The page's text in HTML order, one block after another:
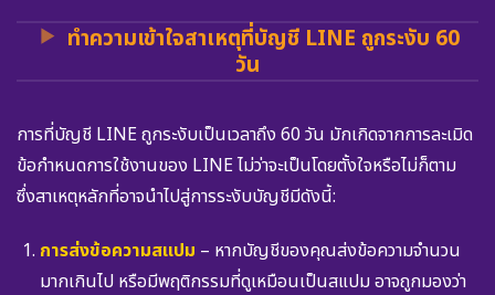
ทำความเข้าใจสาเหตุที่บัญชี LINE ถูกระงับ 60
วัน
การที่บัญชี LINE ถูกระงับเป็นเวลาถึง 60 วัน มักเกิดจากการละเมิด
ข้อกำหนดการใช้งานของ LINE ไม่ว่าจะเป็นโดยตั้งใจหรือไม่ก็ตาม
ซึ่งสาเหตุหลักที่อาจนำไปสู่การระงับบัญชีมีดังนี้:
การส่งข้อความสแปม – หากบัญชีของคุณส่งข้อความจำนวน
มากเกินไป หรือมีพฤติกรรมที่ดูเหมือนเป็นสแปม อาจถูกมองว่า